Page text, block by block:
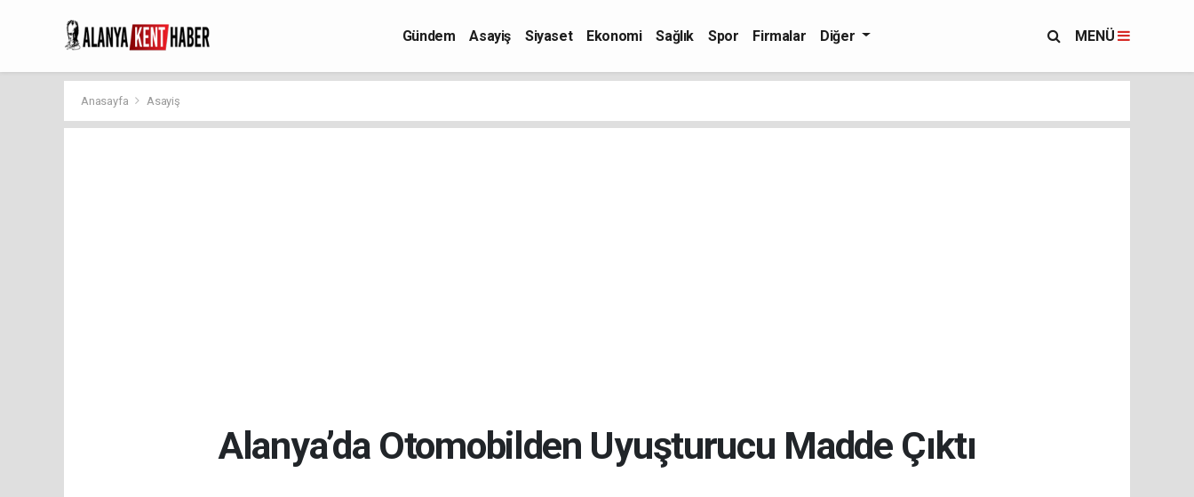
Gündem Asayiş Siyaset Ekonomi Sağlık Spor Firmalar Diğer MENÜ
Anasayfa Asayiş
Alanya’da Otomobilden Uyuşturucu Madde Çıktı